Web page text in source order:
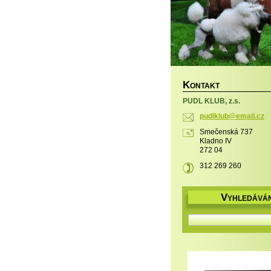
KONTAKT
PUDL KLUB, z.s.
pudlklub@email.cz
Smečenská 737
Kladno IV
272 04
312 269 260
V